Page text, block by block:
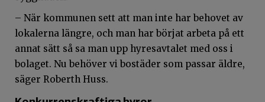
– När kommunen sett att man inte har behovet av
lokalerna längre, och man har börjat arbeta på ett
annat sätt så sa man upp hyresavtalet med oss i
bolaget. Nu behöver vi bostäder som passar äldre,
säger Roberth Huss.